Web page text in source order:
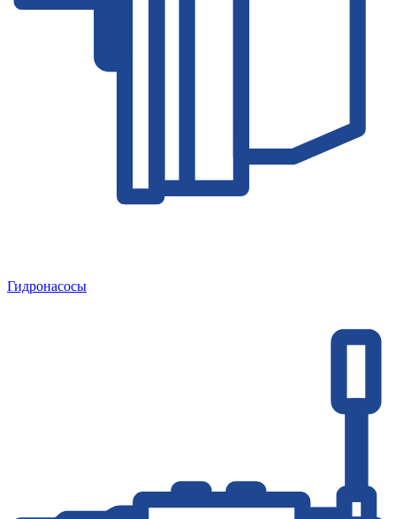
Гидронасосы